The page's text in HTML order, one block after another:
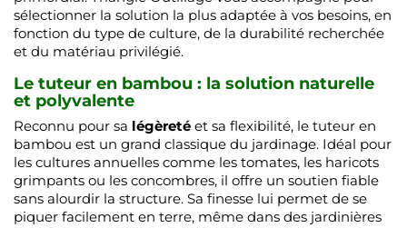
sélectionner la solution la plus adaptée à vos besoins, en
fonction du type de culture, de la durabilité recherchée
et du matériau privilégié.
Le tuteur en bambou : la solution naturelle
et polyvalente
Reconnu pour sa légèreté et sa flexibilité, le tuteur en
bambou est un grand classique du jardinage. Idéal pour
les cultures annuelles comme les tomates, les haricots
grimpants ou les concombres, il offre un soutien fiable
sans alourdir la structure. Sa finesse lui permet de se
piquer facilement en terre, même dans des jardinières